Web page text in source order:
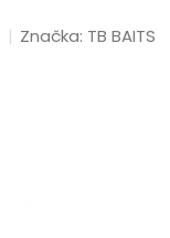
Značka: TB BAITS